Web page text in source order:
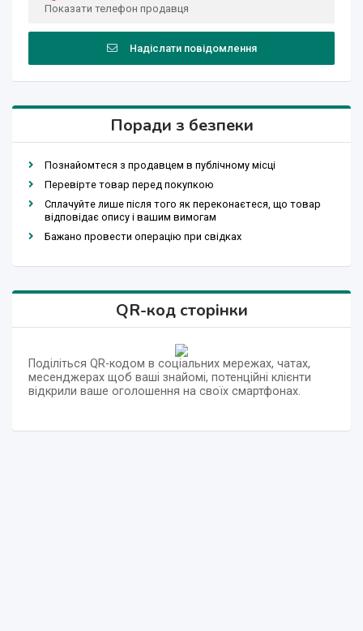
Показати телефон продавця
Надіслати повідомлення
Поради з безпеки
Познайомтеся з продавцем в публічному місці
Перевірте товар перед покупкою
Сплачуйте лише після того як переконаєтеся, що товар
відповідає опису і вашим вимогам
Бажано провести операцію при свідках
QR-код сторінки
Поділіться QR-кодом в соціальних мережах, чатах,
месенджерах щоб ваші знайомі, потенційні клієнти
відкрили ваше оголошення на своїх смартфонах.